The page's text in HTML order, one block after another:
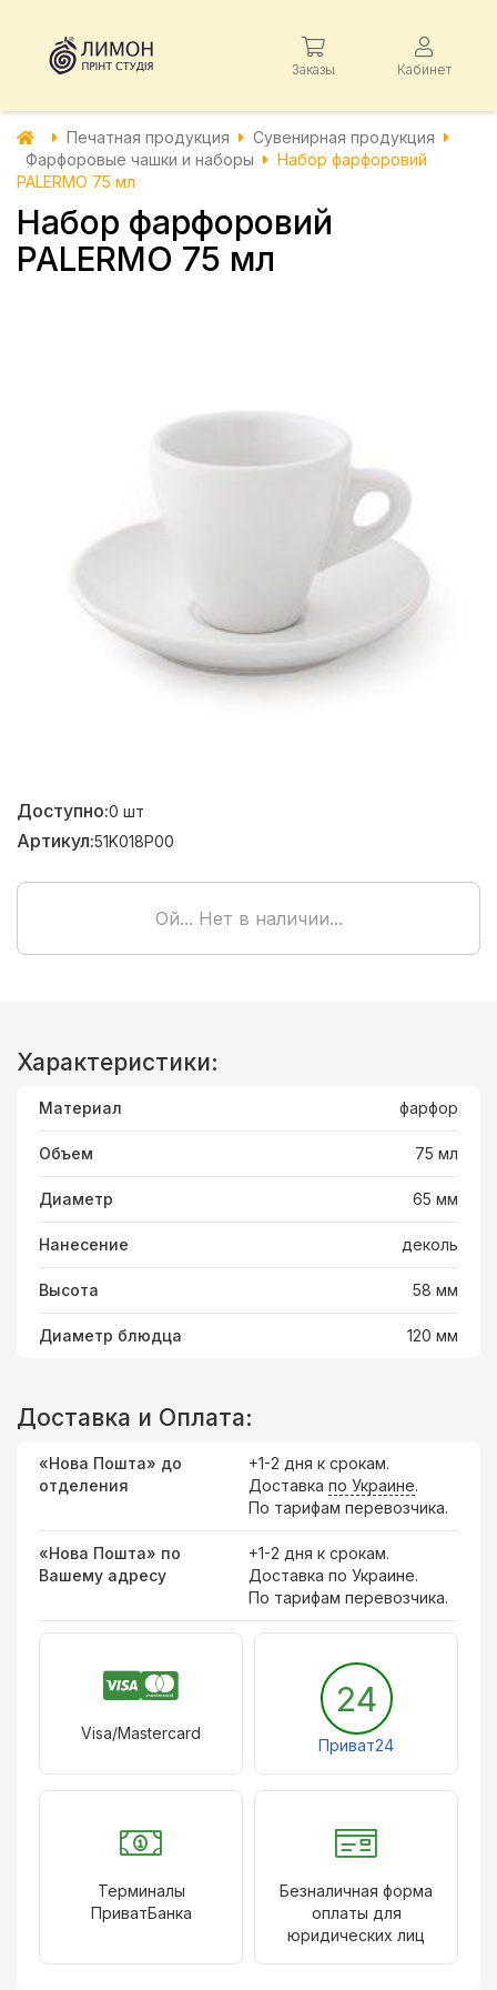
Заказы Кабинет
Печатная продукция
Сувенирная продукция
Фарфоровые чашки и наборы
Набор фарфоровий
PALERMO 75 мл
Набор фарфоровий
PALERMO 75 мл
Доступно:0 шт
Артикул:51K018P00
Ой... Нет в наличии...
Характеристики:
Материал фарфор
Объем 75 мл
Диаметр 65 мм
Нанесение деколь
Высота 58 мм
Диаметр блюдца 120 мм
Доставка и Оплата:
«Нова Пошта» до
отделения
+1-2 дня к срокам.
Доставка по Украине.
По тарифам перевозчика.
«Нова Пошта» по
Вашему адресу
+1-2 дня к срокам.
Доставка по Украине.
По тарифам перевозчика.
Visa/Mastercard
24
Приват24
Терминалы
ПриватБанка
Безналичная форма
оплаты для
юридических лиц